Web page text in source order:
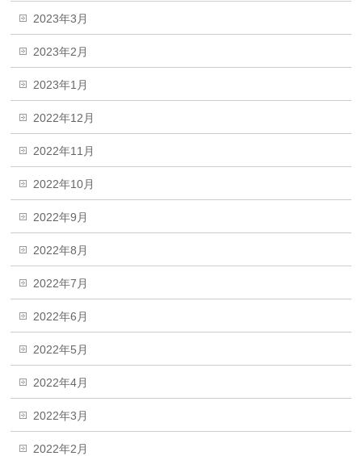
2023年3月
2023年2月
2023年1月
2022年12月
2022年11月
2022年10月
2022年9月
2022年8月
2022年7月
2022年6月
2022年5月
2022年4月
2022年3月
2022年2月